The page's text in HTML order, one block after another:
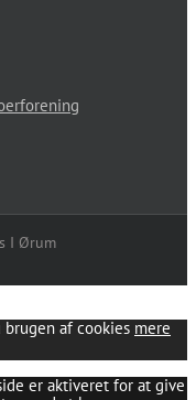
I Ørum
af cookies mere
er aktiveret for at give